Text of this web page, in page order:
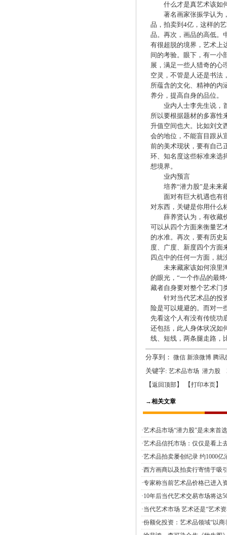
什么才是真艺术该如
著名画家张振学认为，
品，拍卖到4亿，这样的
品。再次，画品的高低。
有很超脱的境界，艺术上
间的考验。眼下，有一小
展，满足一些人猎奇的心
空灵，不管是人还是书法
所蕴含的文化、精神的内
养分，提高自身的品位。
业内人士李先生说，首
所以要根据题材的多寡性
升值空间也大。比如刘文
会的地位，不能盲目跟从
前的美术现状，要有自己
环、知名度这些标准来选
想境界。
业内预言
培养“潜力股”是未来
面对有巨大机遇也有很
对东西，关键是你用什么
薛养贤认为，有收藏价
可以从四个方面来衡量艺
的水准。再次，要有历史
度、广度、新度四个方面
四点中的任何一方面，就
未来藏家该如何浪里淘
的眼光，“一个作品的最
藏者自身要对整个艺术门
针对当代艺术品的投资
险是可以规避的。而对一
先看这个人有没有传统功
还包括，此人身体状况如
线、短线，两条腿走路，
分享到： 微信 新浪微博 腾讯
关键字: 艺术品市场 潜力股
【返回顶部】 【打印本页】
→相关文章
·艺术品市场“潜力股”是未来首选
·艺术品信托市场：仅仅是看上
·艺术品拍卖屡创纪录 约1000亿
·西方画商以及拍卖行寄情于吸
·专家称当前艺术品价格已进入
·10年后当代艺术交易市场将达
·当代艺术市场 艺术还是“艺术
·份额化投资：艺术品领域“以商